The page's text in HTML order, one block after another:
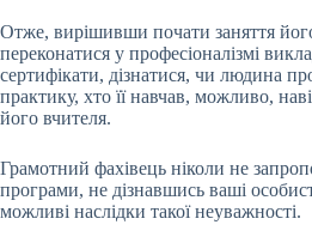
Отже, вирішивши почати заняття
переконатися у професіоналізмі
сертифікати, дізнатися, чи людина
практику, хто її навчав, можливо,
його вчителя.
Грамотний фахівець ніколи не
програми, не дізнавшись ваші
можливі наслідки такої неуважності.